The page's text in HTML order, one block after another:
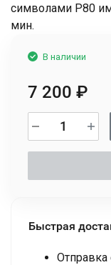
символами P80
мин.
В наличии
7 200 ₽
Быстрая